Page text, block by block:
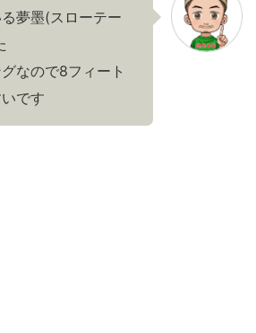
夢墨(スローテー
なので8フィート
です